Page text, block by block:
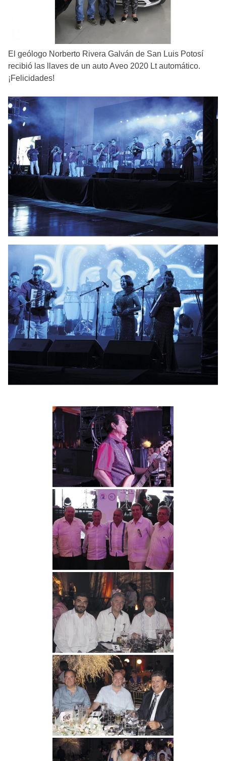
El geólogo Norberto Rivera Galván de San Luis Potosí
recibió las llaves de un auto Aveo 2020 Lt automático.
¡Felicidades!